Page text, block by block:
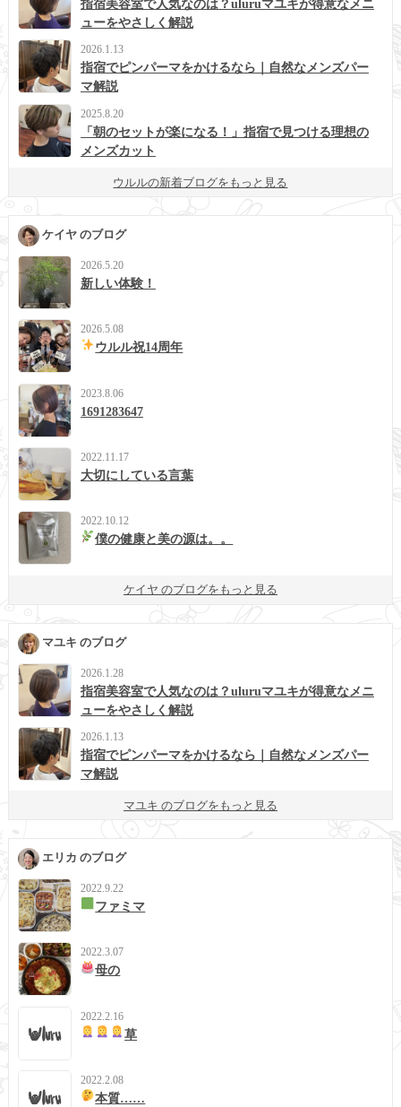
指宿美容室で人気なのは？uluruマユキが得意なメニ
ューをやさしく解説
2026.1.13
指宿でピンパーマをかけるなら｜自然なメンズパー
マ解説
2025.8.20
「朝のセットが楽になる！」指宿で見つける理想の
メンズカット
ウルルの新着ブログをもっと見る
ケイヤ のブログ
2026.5.20
新しい体験！
2026.5.08
ウルル祝14周年
2023.8.06
1691283647
2022.11.17
大切にしている言葉
2022.10.12
僕の健康と美の源は。。
ケイヤ のブログをもっと見る
マユキ のブログ
2026.1.28
指宿美容室で人気なのは？uluruマユキが得意なメニ
ューをやさしく解説
2026.1.13
指宿でピンパーマをかけるなら｜自然なメンズパー
マ解説
マユキ のブログをもっと見る
エリカ のブログ
2022.9.22
ファミマ
2022.3.07
母の
2022.2.16
草
2022.2.08
本質……